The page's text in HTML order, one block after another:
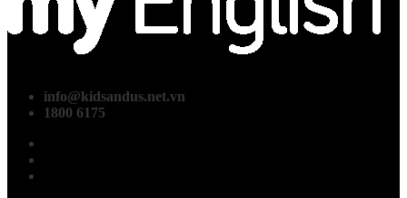
info@kidsandus.net.vn
1800 6175